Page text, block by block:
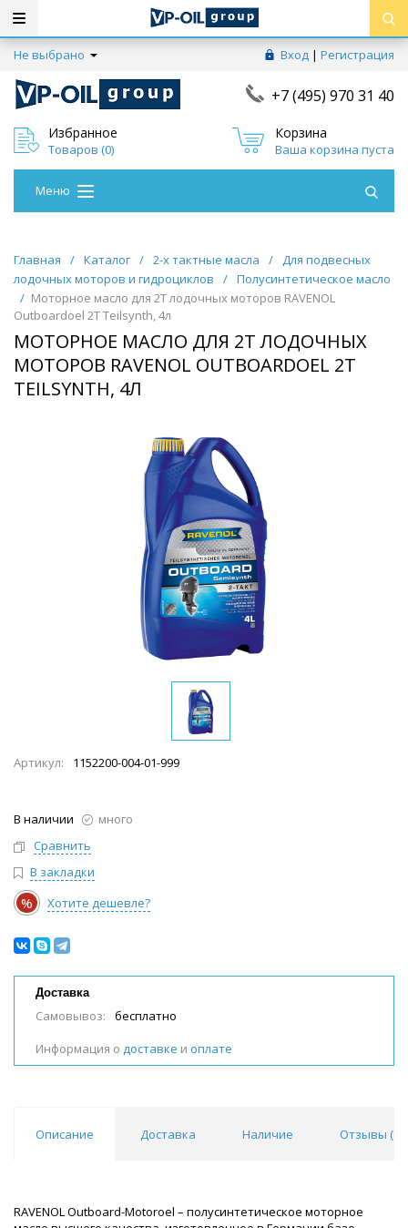
Не выбрано Вход | Регистрация
+7 (495) 970 31 40
Избранное
Товаров (0)
Корзина
Ваша корзина пуста
Меню
Главная / Каталог / 2-х тактные масла / Для подвесных
лодочных моторов и гидроциклов
/ Полусинтетическое масло
/ Моторное масло для 2Т лодочных моторов RAVENOL
Outboardoel 2T Teilsynth, 4л
МОТОРНОЕ МАСЛО ДЛЯ 2Т ЛОДОЧНЫХ
МОТОРОВ RAVENOL OUTBOARDOEL 2T
TEILSYNTH, 4Л
Артикул: 1152200-004-01-999
В наличии
много
Сравнить
В закладки
% Хотите дешевле?
Доставка
Самовывоз:
бесплатно
Информация о доставке и оплате
Описание Доставка Наличие Отзывы (0
RAVENOL Outboard-Motoroel – полусинтетическое моторное